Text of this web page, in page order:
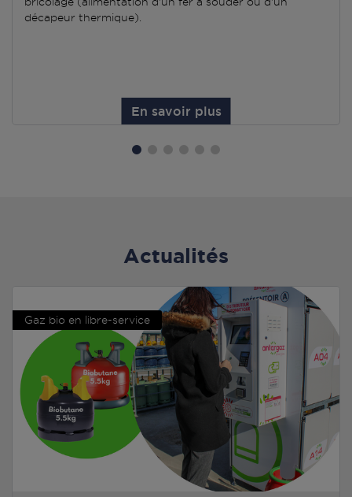
décapeur thermique).
En savoir plus
Actualités
Gaz bio en libre-service